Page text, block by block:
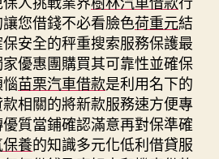
您借錢不必看臉色荷重元結
安全的秤重搜索服務保護最
優惠團購買其可靠性並確保
苗栗汽車借款是利用名下的
相關的將新款服務速方便專
質當鋪確認滿意再對保準確
養的知識多元化低利借貸服